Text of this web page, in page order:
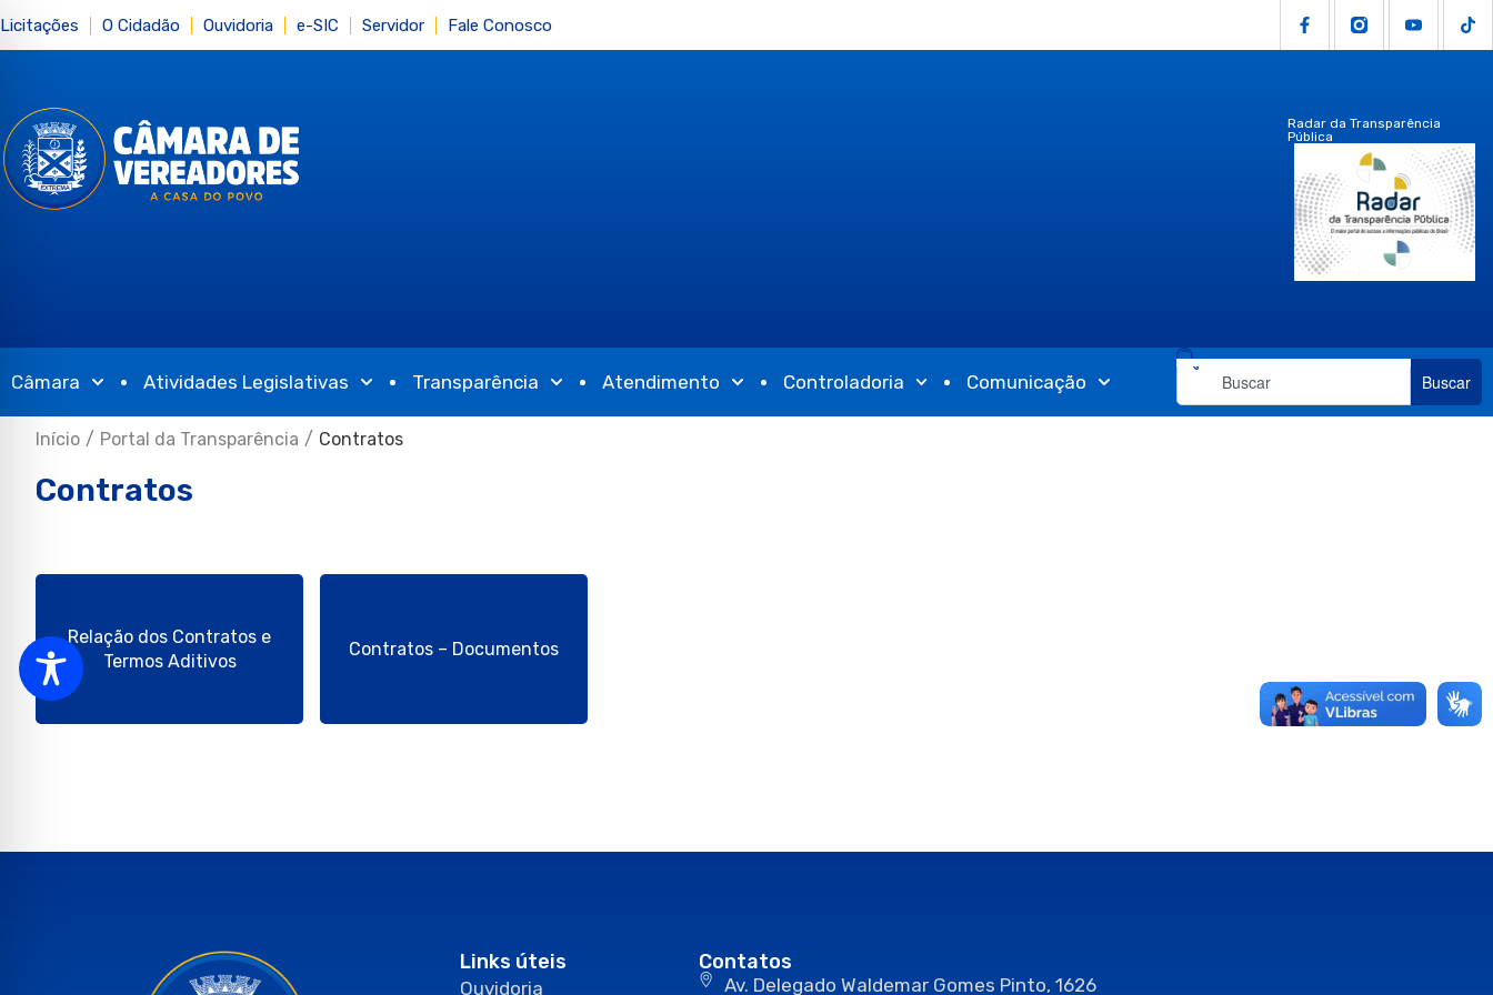
Licitações O Cidadão Ouvidoria e-SIC Servidor Fale Conosco
Radar da Transparência
Pública
Câmara Atividades Legislativas Transparência Atendimento Controladoria Comunicação Buscar
Início / Portal da Transparência / Contratos
Contratos
Relação dos Contratos e
Termos Aditivos
Contratos – Documentos
Links úteis
Ouvidoria
Contatos
Av. Delegado Waldemar Gomes Pinto, 1626